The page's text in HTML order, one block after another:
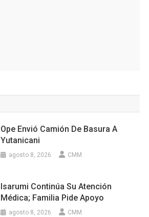
Ope Envió Camión De Basura A
Yutanicani
agosto 8, 2026 CMM
Isarumi Continúa Su Atención
Médica; Familia Pide Apoyo
agosto 8, 2026 CMM